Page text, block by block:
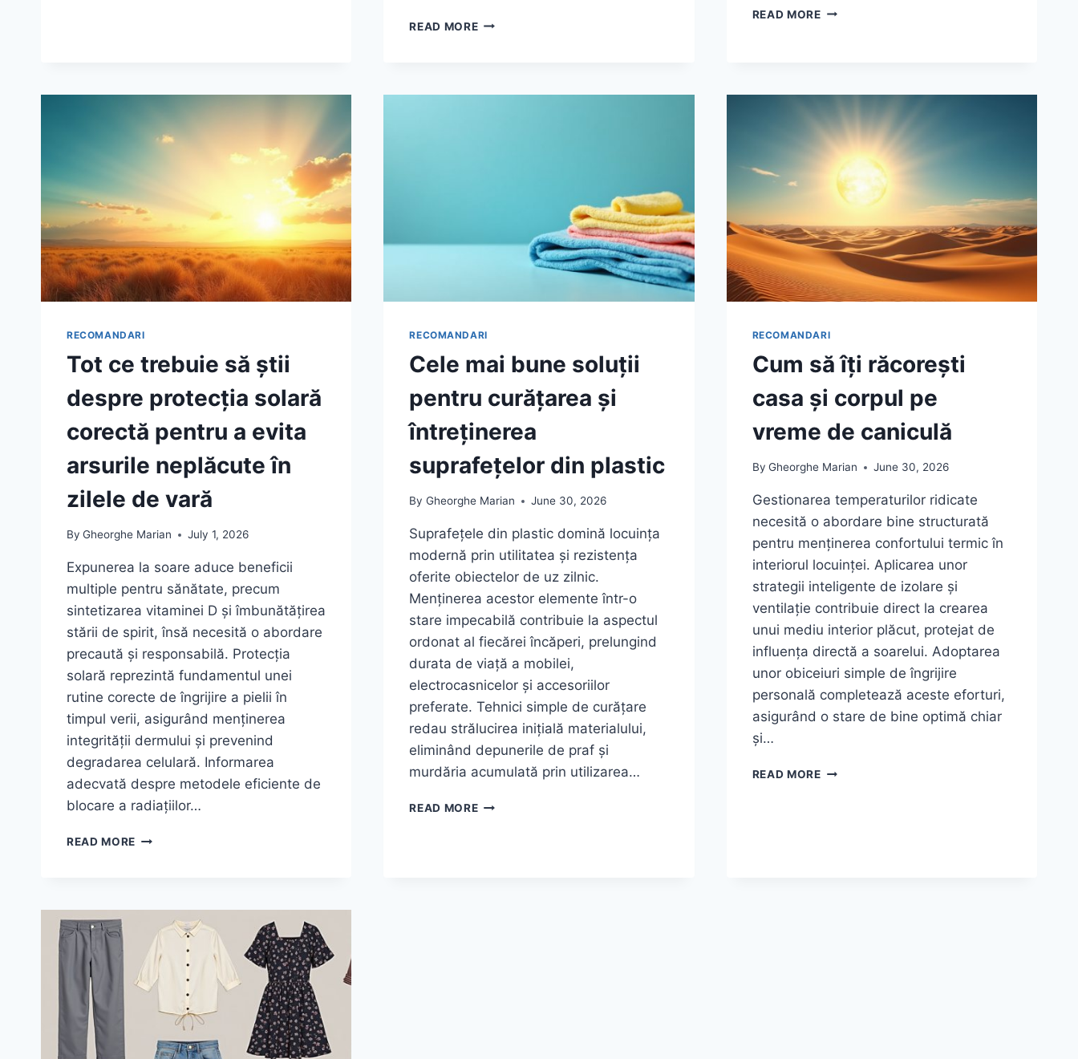
ARSURILE
SOLARE
PIELEA
PE
TIMPUL
VERII
READ MORECELE
ÎN
READ MORECUM
PENTRU
PIELEA
TA
ȘI
PREVII
ARSURILE
SOLARE
TIMPUL
VERII
RECOMANDARI
Tot ce trebuie să știi
despre protecția solară
corectă pentru a evita
arsurile neplăcute în
zilele de vară
By Gheorghe Marian July 1, 2026
Expunerea la soare aduce beneficii
multiple pentru sănătate, precum
sintetizarea vitaminei D și îmbunătățirea
stării de spirit, însă necesită o abordare
precaută și responsabilă. Protecția
solară reprezintă fundamentul unei
rutine corecte de îngrijire a pielii în
timpul verii, asigurând menținerea
integrității dermului și prevenind
degradarea celulară. Informarea
adecvată despre metodele eficiente de
blocare a radiațiilor…
READ MORE TOT
DESPRE
PROTECȚIA
SOLARĂ
CORECTĂ
PENTRU
ARSURILE
RECOMANDARI
Cele mai bune soluții
pentru curățarea și
întreținerea
suprafețelor din plastic
By Gheorghe Marian June 30, 2026
Suprafețele din plastic domină locuința
modernă prin utilitatea și rezistența
oferite obiectelor de uz zilnic.
Menținerea acestor elemente într-o
stare impecabilă contribuie la aspectul
ordonat al fiecărei încăperi, prelungind
durata de viață a mobilei,
electrocasnicelor și accesoriilor
preferate. Tehnici simple de curățare
redau strălucirea inițială materialului,
eliminând depunerile de praf și
murdăria acumulată prin utilizarea…
READ MORECELE
RECOMANDARI
Cum să îți răcorești
casa și corpul pe
vreme de caniculă
By Gheorghe Marian June 30, 2026
Gestionarea temperaturilor ridicate
necesită o abordare bine structurată
pentru menținerea confortului termic în
interiorul locuinței. Aplicarea unor
strategii inteligente de izolare și
ventilație contribuie direct la crearea
unui mediu interior plăcut, protejat de
influența directă a soarelui. Adoptarea
unor obiceiuri simple de îngrijire
personală completează aceste eforturi,
asigurând o stare de bine optimă chiar
și…
READ MORECUM